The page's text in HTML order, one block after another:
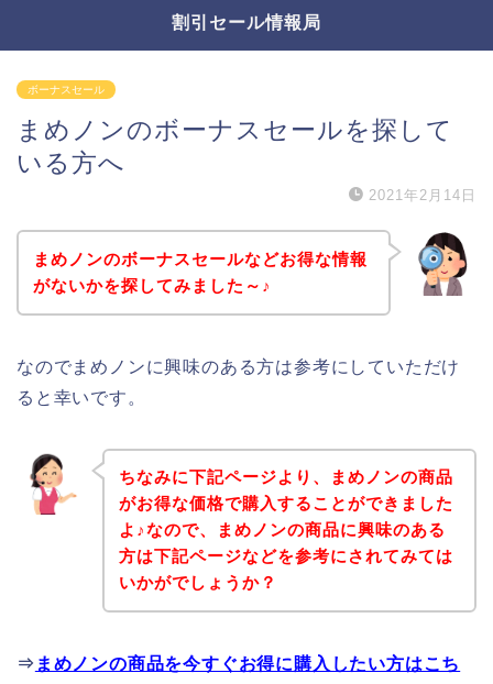
割引セール情報局
ボーナスセール
まめノンのボーナスセールを探して
いる方へ
2021年2月14日
まめノンのボーナスセールなどお得な情報
がないかを探してみました～♪
なのでまめノンに興味のある方は参考にしていただけ
ると幸いです。
ちなみに下記ページより、まめノンの商品
がお得な価格で購入することができました
よ♪なので、まめノンの商品に興味のある
方は下記ページなどを参考にされてみては
いかがでしょうか？
⇒ まめノンの商品を今すぐお得に購入したい方はこち